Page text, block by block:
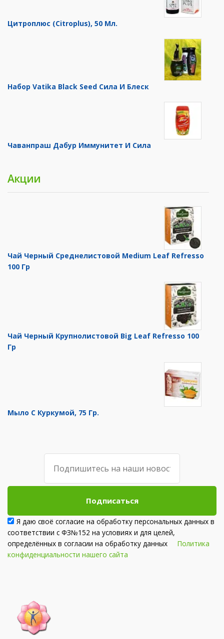
Цитроплюс (Citroplus), 50 Мл.
Набор Vatika Black Seed Сила И Блеск
Чаванпраш Дабур Иммунитет И Сила
Акции
Чай Черный Среднелистовой Medium Leaf Refresso
100 Гр
Чай Черный Крупнолистовой Big Leaf Refresso 100
Гр
Мыло С Куркумой, 75 Гр.
Подписаться
Я даю своё согласие на обработку персональных данных в
соответствии с ФЗ№152 на условиях и для целей,
определённых в согласии на обработку данных Политика
конфиденциальности нашего сайта